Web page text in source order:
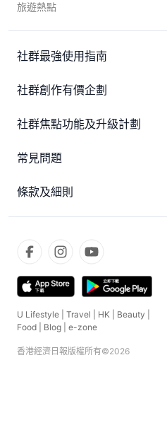
旅遊熱點
社群最強使用指南
社群創作有價企劃
社群焦點功能及升級計劃
常見問題
條款及細則
U Lifestyle Travel HK Beauty
Food
Blog e-zone
香港經濟日報版權所有©2026